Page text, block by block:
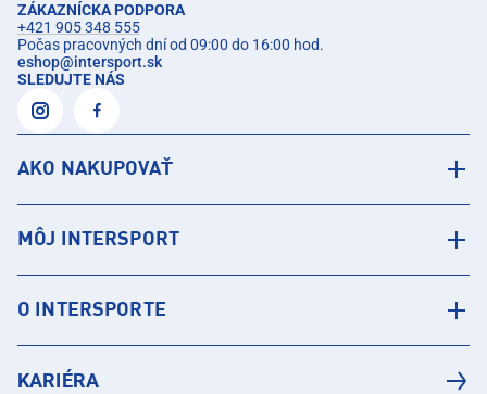
ZÁKAZNÍCKA PODPORA
+421 905 348 555
Počas pracovných dní od 09:00 do 16:00 hod.
eshop@intersport.sk
SLEDUJTE NÁS
AKO NAKUPOVAŤ
MÔJ INTERSPORT
O INTERSPORTE
KARIÉRA